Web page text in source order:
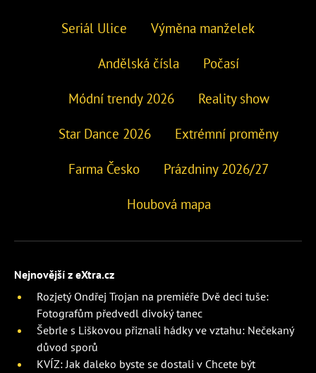
Seriál Ulice Výměna manželek
Andělská čísla Počasí
Módní trendy 2026 Reality show
Star Dance 2026 Extrémní proměny
Farma Česko Prázdniny 2026/27
Houbová mapa
Nejnovější z eXtra.cz
Rozjetý Ondřej Trojan na premiéře Dvě deci tuše:
Fotografům předvedl divoký tanec
Šebrle s Liškovou přiznali hádky ve vztahu: Nečekaný
důvod sporů
KVÍZ: Jak daleko byste se dostali v Chcete být